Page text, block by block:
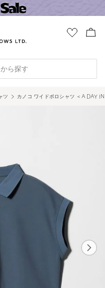
ら探す
ツ カノコ ワイドポロシャツ ＜A DAY